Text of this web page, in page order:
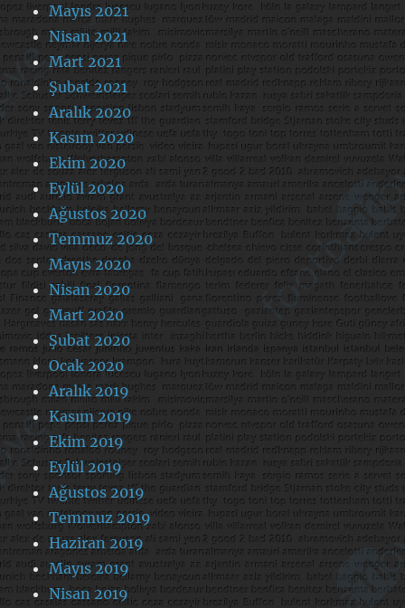
Mayıs 2021
Nisan 2021
Mart 2021
Şubat 2021
Aralık 2020
Kasım 2020
Ekim 2020
Eylül 2020
Ağustos 2020
Temmuz 2020
Mayıs 2020
Nisan 2020
Mart 2020
Şubat 2020
Ocak 2020
Aralık 2019
Kasım 2019
Ekim 2019
Eylül 2019
Ağustos 2019
Temmuz 2019
Haziran 2019
Mayıs 2019
Nisan 2019